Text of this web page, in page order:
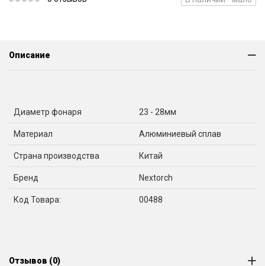
Описание
Диаметр фонаря 23 - 28мм
Материал Алюминиевый сплав
Страна производства Китай
Бренд Nextorch
Код Товара: 00488
Отзывов (0)